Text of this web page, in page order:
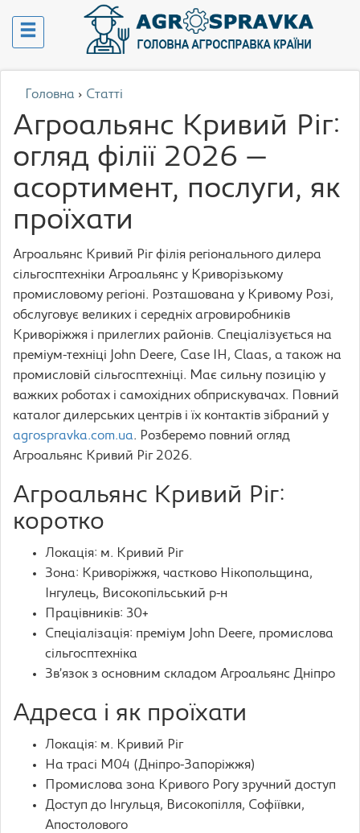
Головна › Статті
Агроальянс Кривий Ріг:
огляд філії 2026 —
асортимент, послуги, як
проїхати
Агроальянс Кривий Ріг філія регіонального дилера
сільгосптехніки Агроальянс у Криворізькому
промисловому регіоні. Розташована у Кривому Розі,
обслуговує великих і середніх агровиробників
Криворіжжя і прилеглих районів. Спеціалізується на
преміум-техніці John Deere, Case IH, Claas, а також на
промисловій сільгосптехніці. Має сильну позицію у
важких роботах і самохідних обприскувачах. Повний
каталог дилерських центрів і їх контактів зібраний у
agrospravka.com.ua. Розберемо повний огляд
Агроальянс Кривий Ріг 2026.
Агроальянс Кривий Ріг:
коротко
Локація: м. Кривий Ріг
Зона: Криворіжжя, частково Нікопольщина,
Інгулець, Високопільський р-н
Працівників: 30+
Спеціалізація: преміум John Deere, промислова
сільгосптехніка
Зв’язок з основним складом Агроальянс Дніпро
Адреса і як проїхати
Локація: м. Кривий Ріг
На трасі М04 (Дніпро-Запоріжжя)
Промислова зона Кривого Рогу зручний доступ
Доступ до Інгульця, Високопілля, Софіївки,
Апостолового